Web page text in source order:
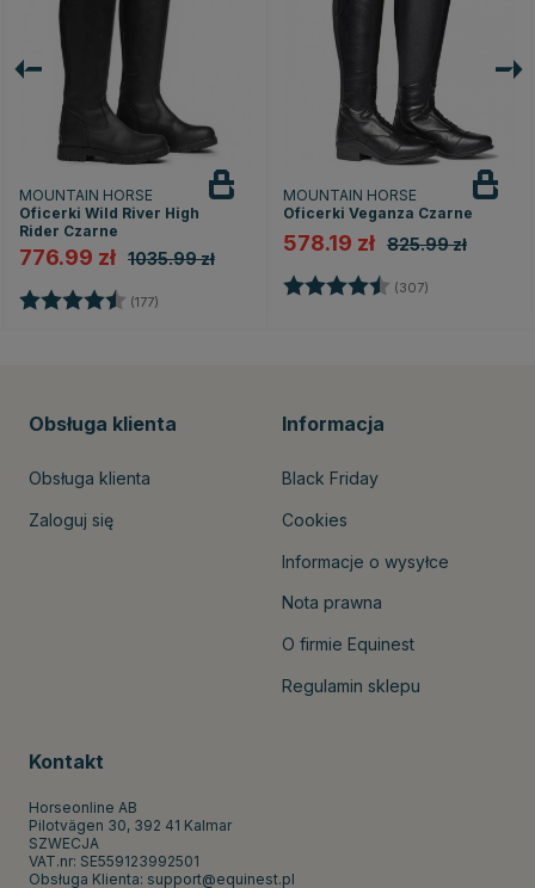
MOUNTAIN HORSE
Oficerki Wild River High
Rider Czarne
776.99 zł 1035.99 zł
Ocena: (177) 4.6 na 5 gwiazdek
MOUNTAIN HORSE
Oficerki Veganza Czarne
578.19 zł 825.99 zł
Ocena: (307)
Obsługa klienta
Obsługa klienta
Zaloguj się
Informacja
Black Friday
Cookies
Informacje o wysyłce
Nota prawna
O firmie Equinest
Regulamin sklepu
Kontakt
Horseonline AB
Pilotvägen 30, 392 41 Kalmar
SZWECJA
VAT.nr: SE559123992501
Obsługa Klienta: support@equinest.pl